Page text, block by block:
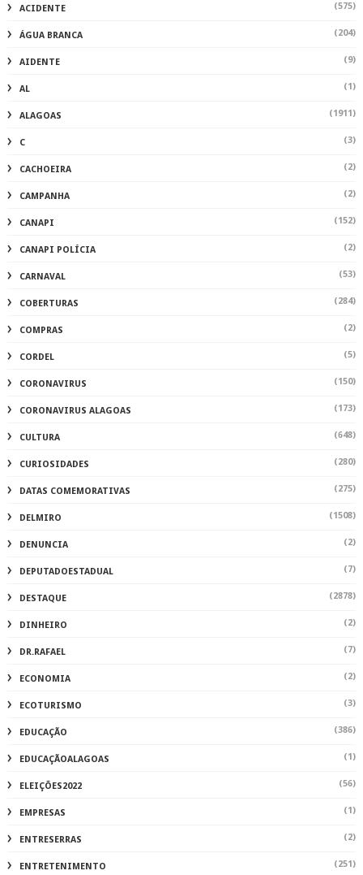
ACIDENTE (575)
ÁGUA BRANCA (204)
AIDENTE (9)
AL (1)
ALAGOAS (1911)
C (3)
CACHOEIRA (2)
CAMPANHA (2)
CANAPI (152)
CANAPI POLÍCIA (2)
CARNAVAL (53)
COBERTURAS (284)
COMPRAS (2)
CORDEL (5)
CORONAVIRUS (150)
CORONAVIRUS ALAGOAS (173)
CULTURA (648)
CURIOSIDADES (280)
DATAS COMEMORATIVAS (275)
DELMIRO (1508)
DENUNCIA (2)
DEPUTADOESTADUAL (7)
DESTAQUE (2878)
DINHEIRO (2)
DR.RAFAEL (7)
ECONOMIA (2)
ECOTURISMO (3)
EDUCAÇÃO (386)
EDUCAÇÃOALAGOAS (1)
ELEIÇÕES2022 (56)
EMPRESAS (1)
ENTRESERRAS (2)
ENTRETENIMENTO (251)